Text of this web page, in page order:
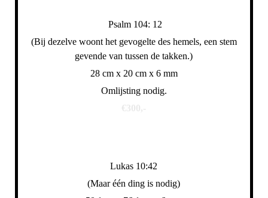
Psalm 104: 12
(Bij dezelve woont het gevogelte des hemels, een stem
gevende van tussen de takken.)
28 cm x 20 cm x 6 mm
Omlijsting nodig.
Lukas 10:42
(Maar één ding is nodig)